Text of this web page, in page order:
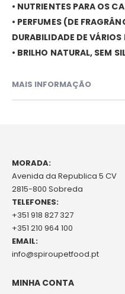
• NUTRIENTES PARA OS
• PERFUMES (DE
DURABILIDADE DE VÁRIOS
• BRILHO NATURAL, SEM
MAIS INFORMAÇÃO
MORADA:
Avenida da Republica 5 CV
2815-800 Sobreda
TELEFONES:
+351 918 827 327
+351 210 964 100
EMAIL:
info@spiroupetfood.pt
MINHA CONTA